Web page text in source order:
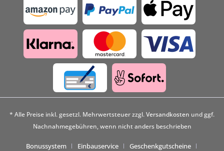
* Alle Preise inkl. gesetzl. Mehrwertsteuer zzgl.Versandkosten und ggf.
Nachnahmegebühren, wenn nicht anders beschrieben
Bonussystem Einbauservice
Geschenkgutscheine